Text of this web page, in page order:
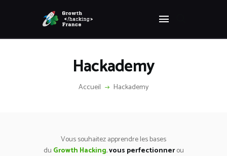
Hackademy
Accueil Hackademy
GROWTH HACKING FRANCE
ACCUEIL
ÉTHIQUE
Vous souhaitez apprendre les bases
du Growth Hacking,vous perfectionnerou